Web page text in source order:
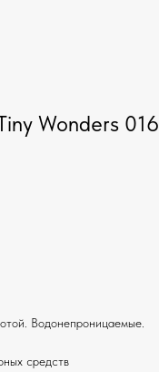
Wonders 016
Водонепроницаемые.
средств